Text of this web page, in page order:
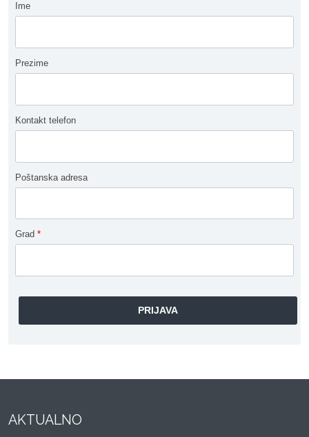
Ime
Prezime
Kontakt telefon
Poštanska adresa
Grad *
AKTUALNO